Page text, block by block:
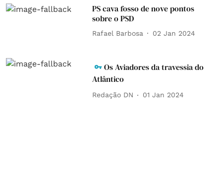
PS cava fosso de nove pontos
sobre o PSD
Rafael Barbosa 02 Jan 2024
Os Aviadores da travessia do
Atlântico
Redação DN 01 Jan 2024